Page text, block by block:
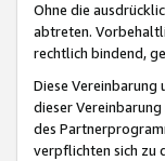
Ohne die
abtreten.
rechtlich bindend,
Diese Vereinbarung
dieser
des
verpflichten sich zu